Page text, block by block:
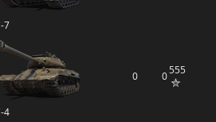
7
4
0 0555